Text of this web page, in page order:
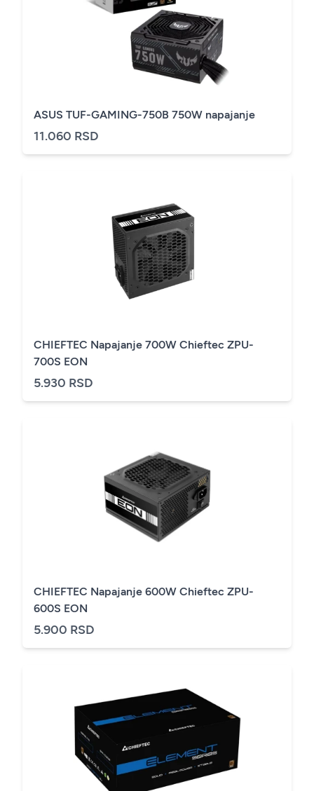
ASUS TUF-GAMING-750B 750W napajanje
11.060 RSD
CHIEFTEC Napajanje 700W Chieftec ZPU-
700S EON
5.930 RSD
CHIEFTEC Napajanje 600W Chieftec ZPU-
600S EON
5.900 RSD